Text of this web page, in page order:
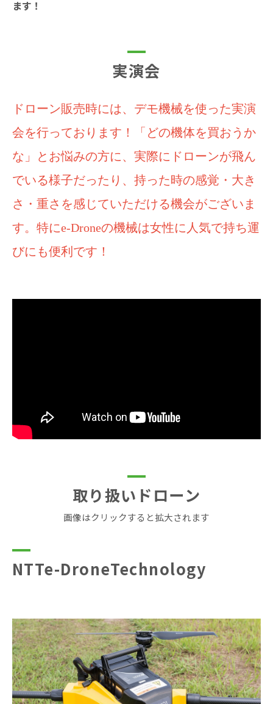
ます！
実演会
ドローン販売時には、デモ機械を使った実演
会を行っております！「どの機体を買おうか
な」とお悩みの方に、実際にドローンが飛ん
でいる様子だったり、持った時の感覚・大き
さ・重さを感じていただける機会がございま
す。特にe-Droneの機械は女性に人気で持ち運
びにも便利です！
取り扱いドローン
画像はクリックすると拡大されます
NTTe-DroneTechnology